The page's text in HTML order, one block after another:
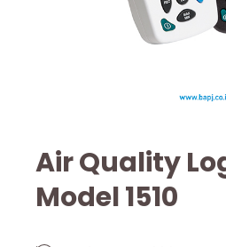
Air Quality
Model 1510